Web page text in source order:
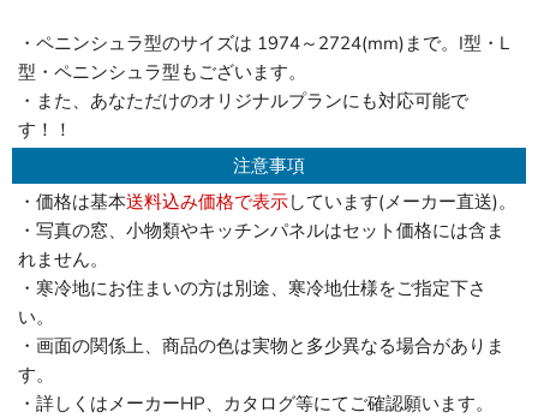
・ペニンシュラ型のサイズは 1974～2724(mm)まで。I型・L
型・ペニンシュラ型もございます。
・また、あなただけのオリジナルプランにも対応可能で
す！！
注意事項
・価格は基本送料込み価格で表示しています(メーカー直送)。
・写真の窓、小物類やキッチンパネルはセット価格には含ま
れません。
・寒冷地にお住まいの方は別途、寒冷地仕様をご指定下さ
い。
・画面の関係上、商品の色は実物と多少異なる場合がありま
す。
・詳しくはメーカーHP、カタログ等にてご確認願います。